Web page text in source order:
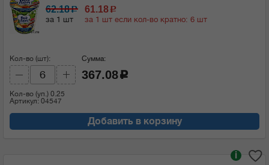
62.18c
за 1 шт
61.18c
за 1 шт если кол-во кратно: 6 шт
Кол-во (шт):
Кол-во (уп.) 0.25
Артикул: 04547
Сумма:
367.08 c
Добавить в корзину
i